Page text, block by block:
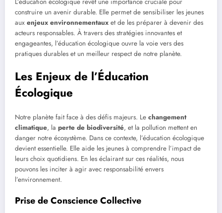
construire un avenir durable. Elle permet de sensibiliser les jeunes
aux enjeux environnementaux et de les préparer à devenir des
acteurs responsables. À travers des stratégies innovantes et
engageantes, l’éducation écologique ouvre la voie vers des
pratiques durables et un meilleur respect de notre planète.
Les Enjeux de l’Éducation
Écologique
Notre planète fait face à des défis majeurs. Le changement
climatique, la perte de biodiversité, et la pollution mettent en
danger notre écosystème. Dans ce contexte, l’éducation écologique
devient essentielle. Elle aide les jeunes à comprendre l’impact de
leurs choix quotidiens. En les éclairant sur ces réalités, nous
pouvons les inciter à agir avec responsabilité envers
l’environnement.
Prise de Conscience Collective